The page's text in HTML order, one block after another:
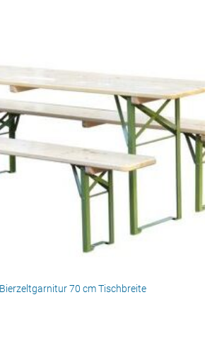
Bierzeltgarnitur 70 cm Tischbreite